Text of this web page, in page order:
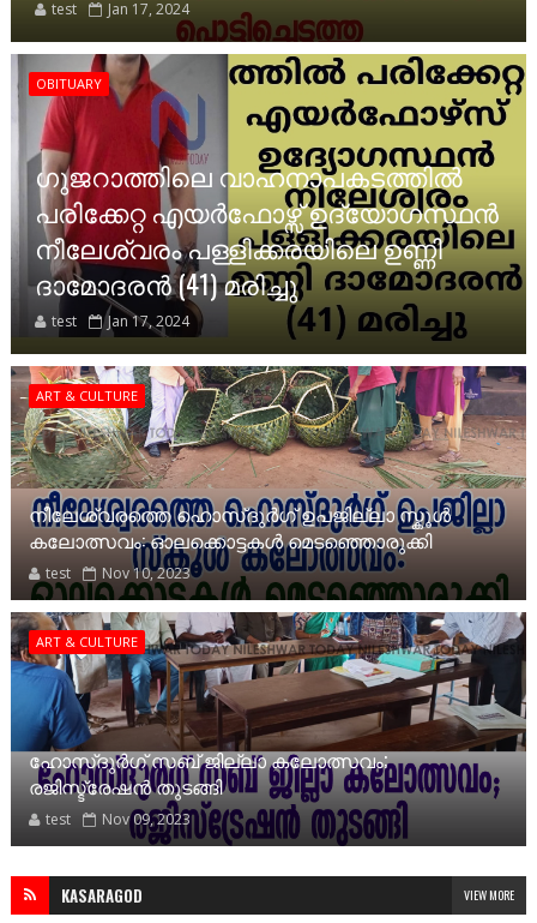
test Jan 17, 2024
OBITUARY
ഗുജറാത്തിലെ വാഹനാപകടത്തിൽ
പരിക്കേറ്റ എയർഫോഴ്സ് ഉദ്യോഗസ്ഥൻ
നീലേശ്വരം പള്ളിക്കരയിലെ ഉണ്ണി
ദാമോദരൻ (41) മരിച്ചു
test Jan 17, 2024
ART & CULTURE
നീലേശ്വരത്തെ ഹൊസ്ദുർഗ് ഉപജില്ലാ സ്കൂൾ
കലോത്സവം: ഓലക്കൊട്ടകൾ മെടഞ്ഞൊരുക്കി
test Nov 10, 2023
ART & CULTURE
ഹോസ്ദുർഗ് സബ് ജില്ലാ കലോത്സവം;
രജിസ്ട്രേഷൻ തുടങ്ങി
test Nov 09, 2023
KASARAGOD VIEW MORE